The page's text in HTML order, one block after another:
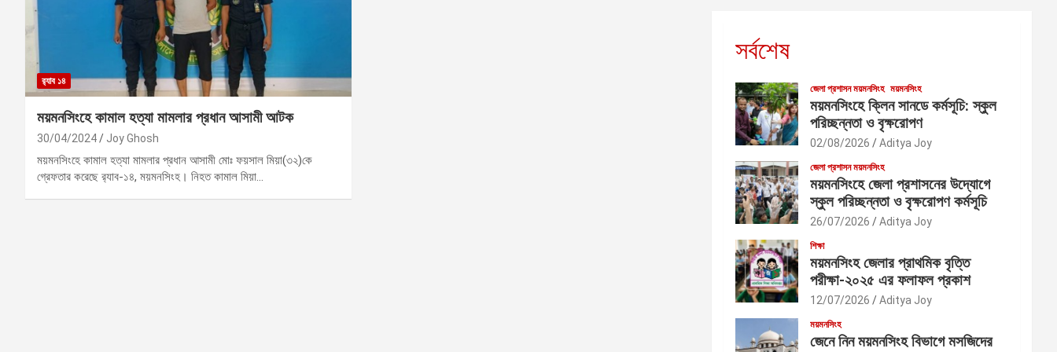
র‍্যাব ১৪
ময়মনসিংহে কামাল হত্যা মামলার প্রধান আসামী আটক
30/04/2024 Joy Ghosh
ময়মনসিংহে কামাল হত্যা মামলার প্রধান আসামী মোঃ ফয়সাল মিয়া(৩২)কে
গ্রেফতার করেছে র‌্যাব-১৪, ময়মনসিংহ। নিহত কামাল মিয়া…
সর্বশেষ
জেলা প্রশাসন ময়মনসিংহ ময়মনসিংহ
ময়মনসিংহে ক্লিন সানডে কর্মসূচি: স্কুল
পরিচ্ছন্নতা ও বৃক্ষরোপণ
02/08/2026 Aditya Joy
জেলা প্রশাসন ময়মনসিংহ
ময়মনসিংহে জেলা প্রশাসনের উদ্যোগে
স্কুল পরিচ্ছন্নতা ও বৃক্ষরোপণ কর্মসূচি
26/07/2026 Aditya Joy
শিক্ষা
ময়মনসিংহ জেলার প্রাথমিক বৃত্তি
পরীক্ষা-২০২৫ এর ফলাফল প্রকাশ
12/07/2026 Aditya Joy
ময়মনসিংহ
জেনে নিন ময়মনসিংহ বিভাগে মসজিদের